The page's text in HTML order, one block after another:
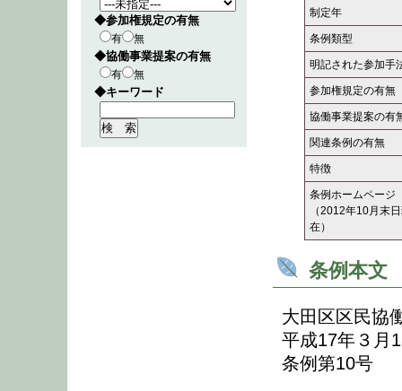
◆参加権規定の有無
有 無
◆協働事業提案の有無
有 無
◆キーワード
制定年
条例類型
明記された参加手
参加権規定の有無
協働事業提案の有
関連条例の有無
特徴
条例ホームページ
（2012年10月末
在）
条例本文
大田区区民協
平成17年３月
条例第10号